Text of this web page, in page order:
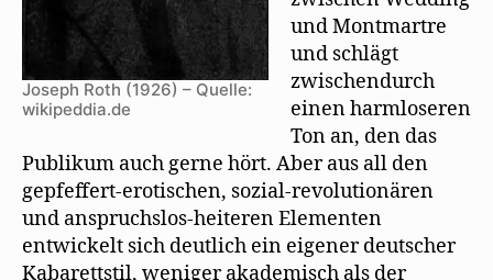
Joseph Roth (1926) – Quelle:
wikipeddia.de
und Montmartre
und schlägt
zwischendurch
einen harmloseren
Ton an, den das
Publikum auch gerne hört. Aber aus all den
gepfeffert-erotischen, sozial-revolutionären
und anspruchslos-heiteren Elementen
entwickelt sich deutlich ein eigener deutscher
Kabarettstil, weniger akademisch als der